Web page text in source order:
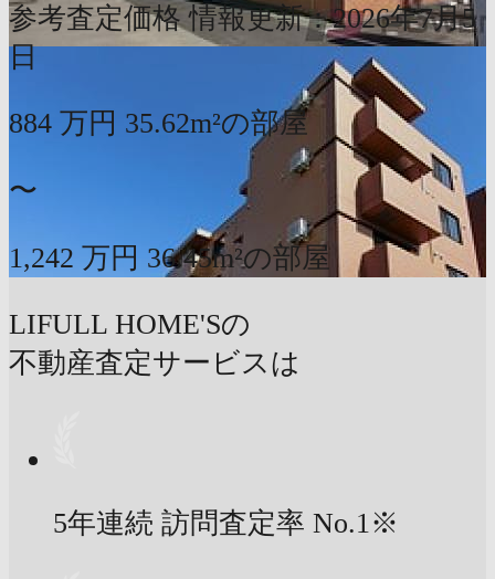
参考査定価格 情報更新：2026年7月5
日
884 万円 35.62m²の部屋
〜
1,242 万円 36.45m²の部屋
LIFULL HOME'Sの
不動産査定サービスは
5年連続 訪問査定率 No.1※